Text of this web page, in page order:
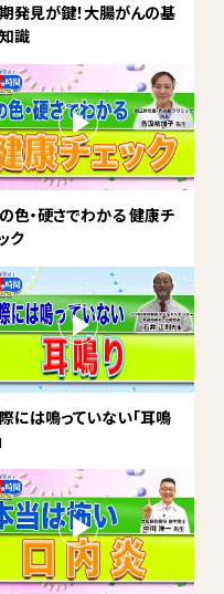
発見が鍵！大腸がんの基
識
色・硬さでわかる 健康チ
ク
には鳴っていない「耳鳴